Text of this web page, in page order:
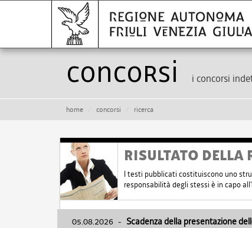
Concorsi i concorsi
home concorsi ricerca
RISULTATO DELLA
I testi pubblicati costituiscono uno
responsabilità degli stessi è in capo
05.08.2026 - Scadenza della presentazione